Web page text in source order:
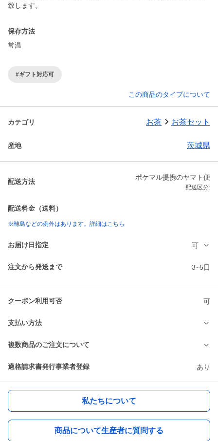
致します。
保存方法
常温
#ギフト対応可
この商品のタイプについて
カテゴリ お茶 お茶セット
産地 茨城県
配送方法
ポケマル提携のヤマト便
配送区分:
配送料金（送料）
※離島などの例外はあります。詳細はこちら
お届け日指定 可
注文から発送まで 3~5日
クーポン利用可否 可
支払い方法
複数商品のご注文について
適格請求書発行事業者登録 あり
私たちについて
商品について生産者に質問する